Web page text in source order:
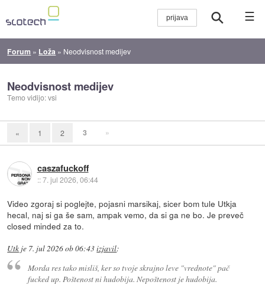
☰
Forum » Loža » Neodvisnost medijev
Neodvisnost medijev
Temo vidijo: vsi
« 1 2 3 »
caszafuckoff
::7. jul 2026, 06:44
Video zgoraj si poglejte, pojasni marsikaj, sicer bom tule Utkja
hecal, naj si ga še sam, ampak vemo, da si ga ne bo. Je preveč
closed minded za to.
Utk je 7. jul 2026 ob 06:43izjavil:
Morda res tako misliš, ker so tvoje skrajno leve "vrednote" pač
fucked up. Poštenost ni hudobija. Nepoštenost je hudobija.